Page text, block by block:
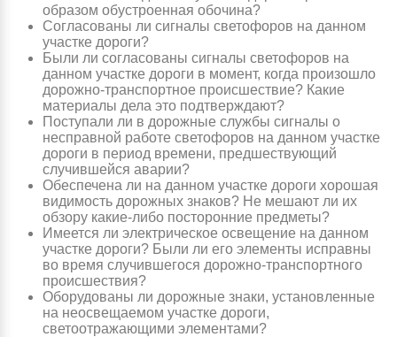
образом обустроенная обочина?
Согласованы ли сигналы светофоров на данном
участке дороги?
Были ли согласованы сигналы светофоров на
данном участке дороги в момент, когда произошло
дорожно-транспортное происшествие? Какие
материалы дела это подтверждают?
Поступали ли в дорожные службы сигналы о
несправной работе светофоров на данном участке
дороги в период времени, предшествующий
случившейся аварии?
Обеспечена ли на данном участке дороги хорошая
видимость дорожных знаков? Не мешают ли их
обзору какие-либо посторонние предметы?
Имеется ли электрическое освещение на данном
участке дороги? Были ли его элементы исправны
во время случившегося дорожно-транспортного
происшествия?
Оборудованы ли дорожные знаки, установленные
на неосвещаемом участке дороги,
светоотражающими элементами?